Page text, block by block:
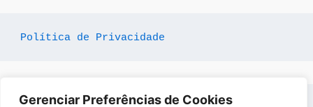
Gerenciar Preferências de Cookies
Política de Privacidade